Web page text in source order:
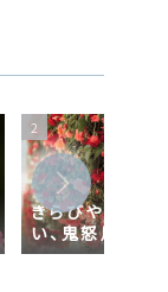
きらびやかな花
い、鬼怒川の楽
もんめへ【プチ